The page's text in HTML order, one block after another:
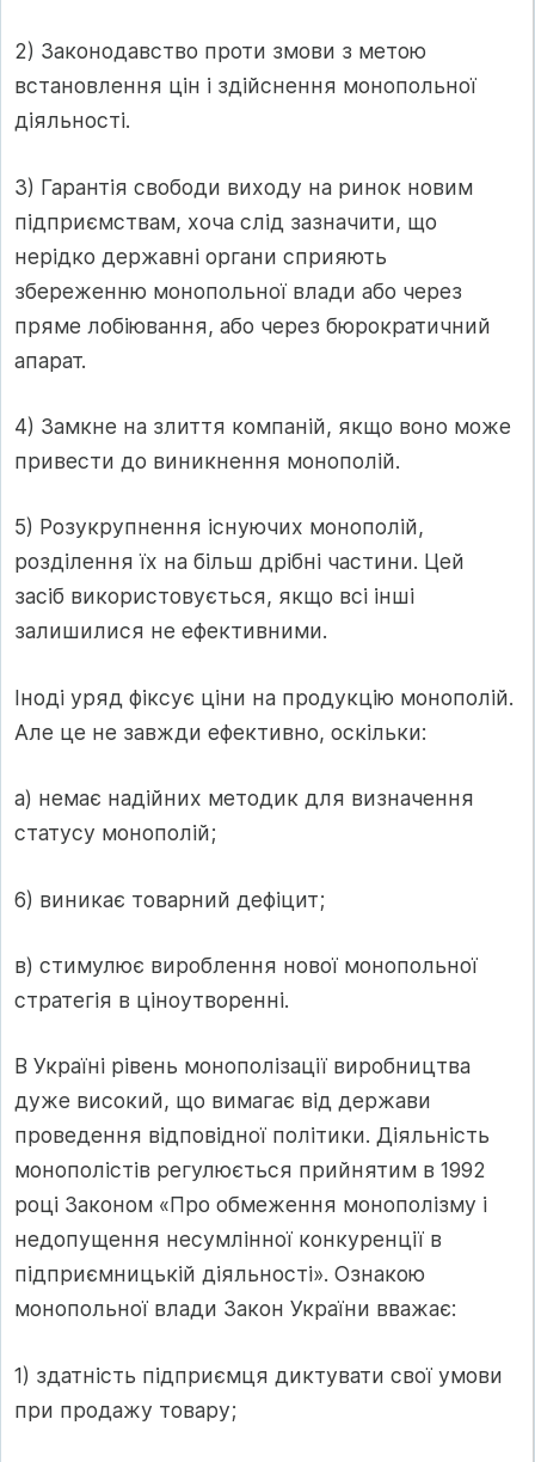
2) Законодавство проти змови з метою
встановлення цін і здійснення монопольної
діяльності.
3) Гарантія свободи виходу на ринок новим
підприємствам, хоча слід зазначити, що
нерідко державні органи сприяють
збереженню монопольної влади або через
пряме лобіювання, або через бюрократичний
апарат.
4) Замкне на злиття компаній, якщо воно може
привести до виникнення монополій.
5) Розукрупнення існуючих монополій,
розділення їх на більш дрібні частини. Цей
засіб використовується, якщо всі інші
залишилися не ефективними.
Іноді уряд фіксує ціни на продукцію монополій.
Але це не завжди ефективно, оскільки:
а) немає надійних методик для визначення
статусу монополій;
6) виникає товарний дефіцит;
в) стимулює вироблення нової монопольної
стратегія в ціноутворенні.
В Україні рівень монополізації виробництва
дуже високий, що вимагає від держави
проведення відповідної політики. Діяльність
монополістів регулюється прийнятим в 1992
році Законом «Про обмеження монополізму і
недопущення несумлінної конкуренції в
підприємницькій діяльності». Ознакою
монопольної влади Закон України вважає:
1) здатність підприємця диктувати свої умови
при продажу товару;